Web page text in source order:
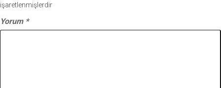
işaretlenmişlerdir
Yorum *